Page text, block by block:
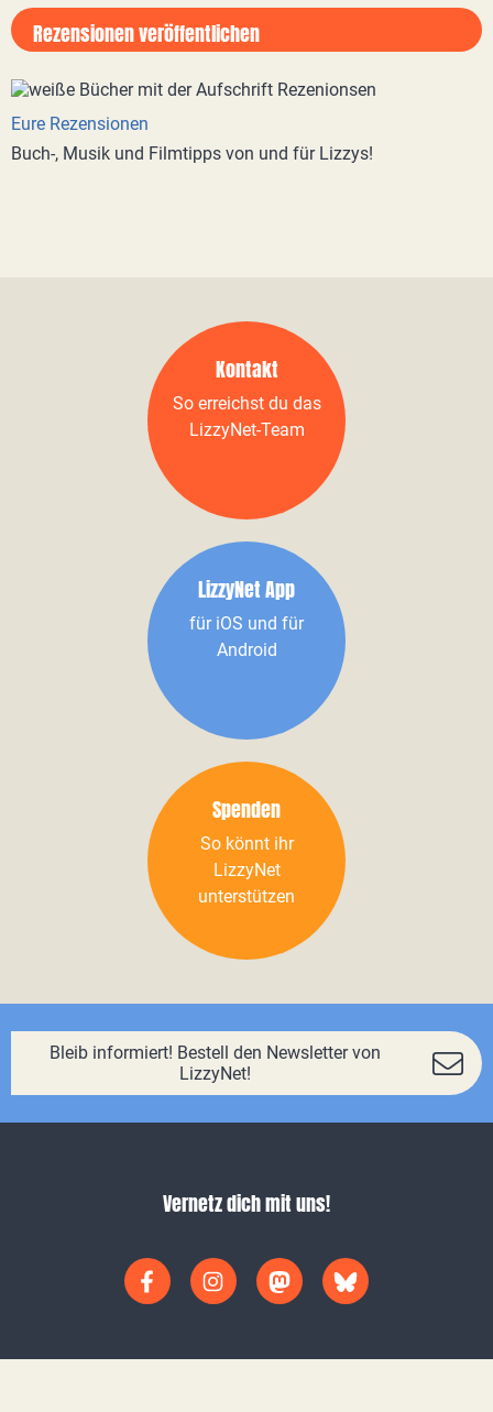
Rezensionen veröffentlichen
Eure Rezensionen
Buch-, Musik und Filmtipps von und für Lizzys!
Kontakt
So erreichst du das
LizzyNet-Team
LizzyNet App
für iOS und für
Android
Spenden
So könnt ihr
LizzyNet
unterstützen
Bleib informiert! Bestell den Newsletter von
LizzyNet!
Vernetz dich mit uns!